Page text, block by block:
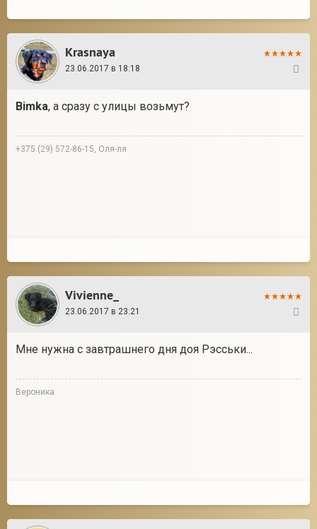
Krasnaya
23.06.2017 в 18:18
Bimka, а сразу с улицы возьмут?
+375 (29) 572-86-15, Оля-ля
Vivienne_
23.06.2017 в 23:21
Мне нужна с завтрашнего дня доя Рэсськи...
Вероника